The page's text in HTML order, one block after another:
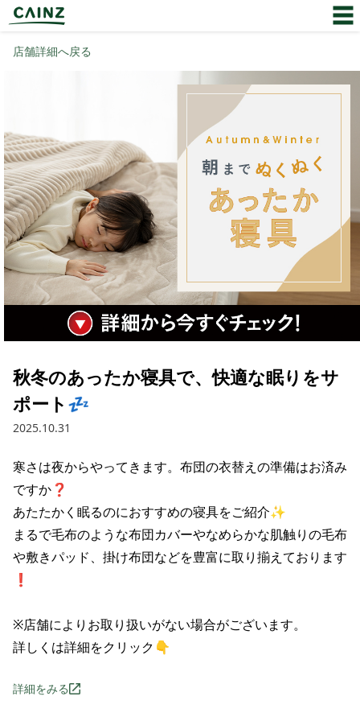
店舗詳細へ戻る
秋冬のあったか寝具で、快適な眠りをサ
ポート💤
2025.10.31
寒さは夜からやってきます。布団の衣替えの準備はお済み
ですか❓
あたたかく眠るのにおすすめの寝具をご紹介✨
まるで毛布のような布団カバーやなめらかな肌触りの毛布
や敷きパッド、掛け布団などを豊富に取り揃えております
❗
※店舗によりお取り扱いがない場合がございます。
詳しくは詳細をクリック👇
詳細をみる